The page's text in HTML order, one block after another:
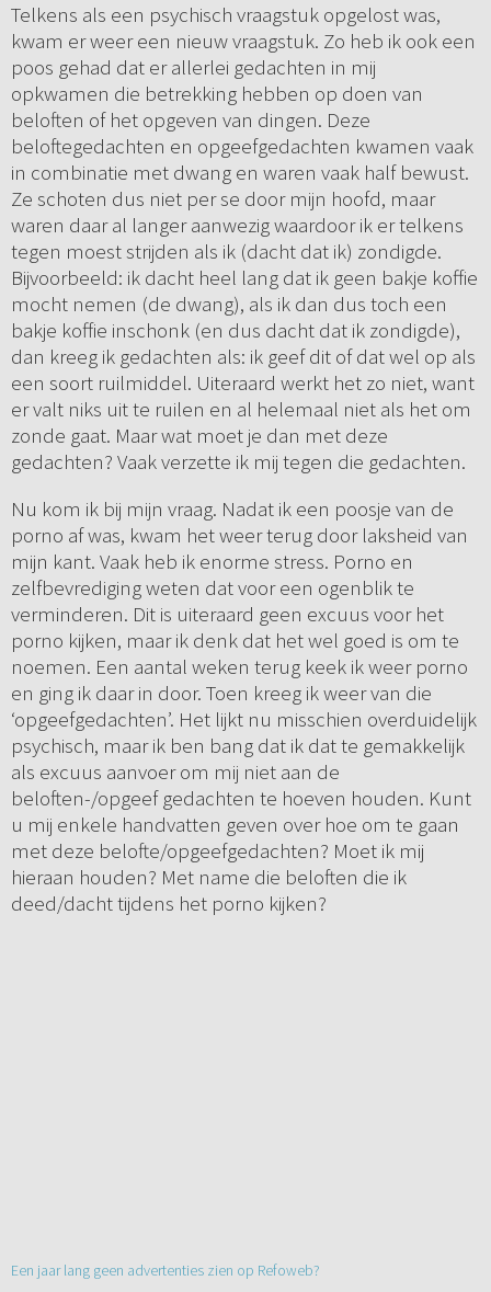
Telkens als een psychisch vraagstuk opgelost was,
kwam er weer een nieuw vraagstuk. Zo heb ik ook een
poos gehad dat er allerlei gedachten in mij
opkwamen die betrekking hebben op doen van
beloften of het opgeven van dingen. Deze
beloftegedachten en opgeefgedachten kwamen vaak
in combinatie met dwang en waren vaak half bewust.
Ze schoten dus niet per se door mijn hoofd, maar
waren daar al langer aanwezig waardoor ik er telkens
tegen moest strijden als ik (dacht dat ik) zondigde.
Bijvoorbeeld: ik dacht heel lang dat ik geen bakje koffie
mocht nemen (de dwang), als ik dan dus toch een
bakje koffie inschonk (en dus dacht dat ik zondigde),
dan kreeg ik gedachten als: ik geef dit of dat wel op als
een soort ruilmiddel. Uiteraard werkt het zo niet, want
er valt niks uit te ruilen en al helemaal niet als het om
zonde gaat. Maar wat moet je dan met deze
gedachten? Vaak verzette ik mij tegen die gedachten.
Nu kom ik bij mijn vraag. Nadat ik een poosje van de
porno af was, kwam het weer terug door laksheid van
mijn kant. Vaak heb ik enorme stress. Porno en
zelfbevrediging weten dat voor een ogenblik te
verminderen. Dit is uiteraard geen excuus voor het
porno kijken, maar ik denk dat het wel goed is om te
noemen. Een aantal weken terug keek ik weer porno
en ging ik daar in door. Toen kreeg ik weer van die
‘opgeefgedachten’. Het lijkt nu misschien overduidelijk
psychisch, maar ik ben bang dat ik dat te gemakkelijk
als excuus aanvoer om mij niet aan de
beloften-/opgeef gedachten te hoeven houden. Kunt
u mij enkele handvatten geven over hoe om te gaan
met deze belofte/opgeefgedachten? Moet ik mij
hieraan houden? Met name die beloften die ik
deed/dacht tijdens het porno kijken?
Een jaar lang geen advertenties zien op Refoweb?